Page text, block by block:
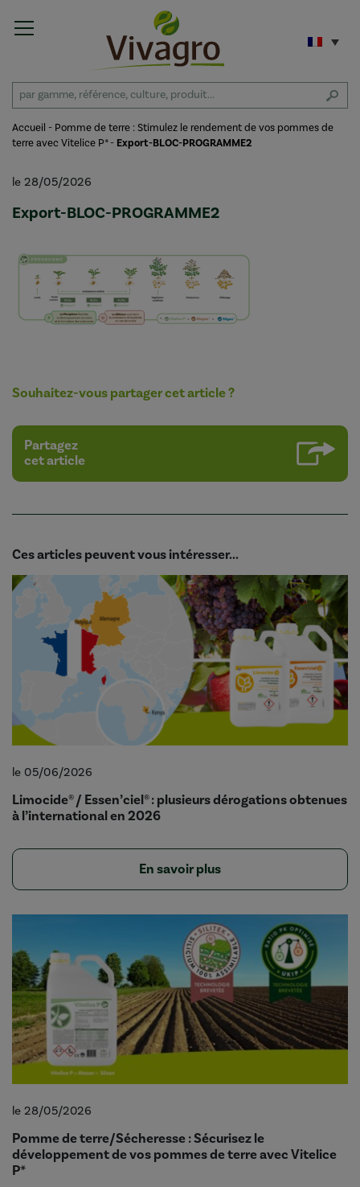
Accueil - Pomme de terre : Stimulez le rendement de vos pommes de
terre avec Vitelice P*- Export-BLOC-PROGRAMME2
le 28/05/2026
Export-BLOC-PROGRAMME2
Souhaitez-vous partager cet article ?
Partagez
cet article
Ces articles peuvent vous intéresser...
le 05/06/2026
Limocide® / Essen’ciel® : plusieurs dérogations obtenues
à l’international en 2026
En savoir plus
le 28/05/2026
Pomme de terre/Sécheresse : Sécurisez le
développement de vos pommes de terre avec Vitelice
P*